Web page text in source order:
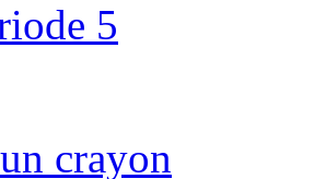
5
crayon